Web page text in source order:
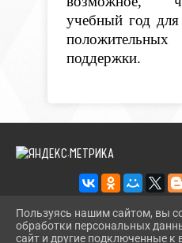
учебный год для
поддержки.
2026 Г. BMLIBR.RU
Пользуясь нашим сайтом, вы
обработки персональных
сайт и другие подключенные к